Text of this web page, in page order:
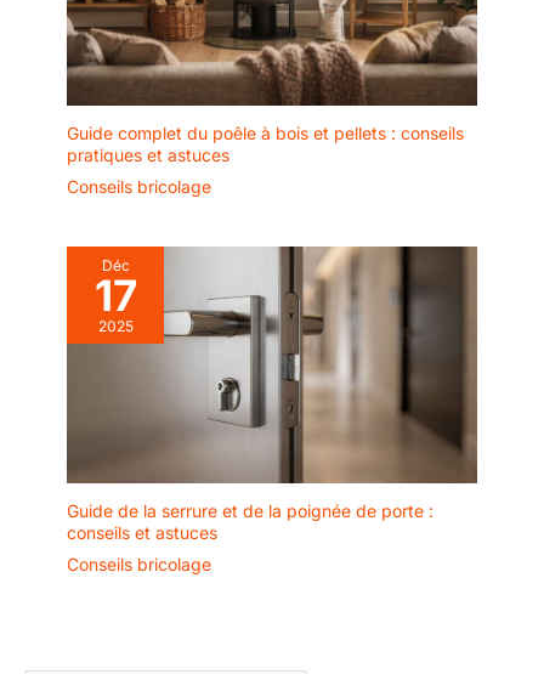
Guide complet du poêle à bois et pellets : conseils
pratiques et astuces
Conseils bricolage
Déc
17
2025
Guide de la serrure et de la poignée de porte :
conseils et astuces
Conseils bricolage